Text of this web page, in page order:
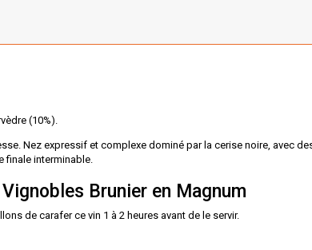
(10%).
Nez expressif et complexe dominé par la cerise noire, avec
finale interminable.
Brunier en Magnum
de carafer ce vin 1 à 2 heures avant de le servir.